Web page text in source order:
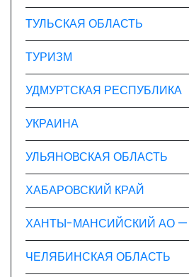
ТУЛЬСКАЯ ОБЛАСТЬ
ТУРИЗМ
УДМУРТСКАЯ РЕСПУБЛИКА
УКРАИНА
УЛЬЯНОВСКАЯ ОБЛАСТЬ
ХАБАРОВСКИЙ КРАЙ
ХАНТЫ-МАНСИЙСКИЙ АО
ЧЕЛЯБИНСКАЯ ОБЛАСТЬ